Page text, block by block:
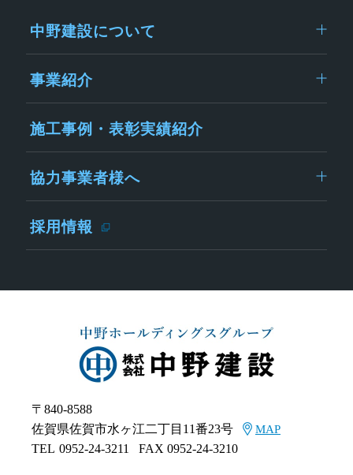
中野建設について
事業紹介
施工事例・表彰実績紹介
協力事業者様へ
採用情報
〒840-8588
佐賀県佐賀市水ヶ江二丁目11番23号
MAP
TEL 0952-24-3211 FAX 0952-24-3210